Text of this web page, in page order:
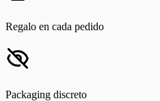
Regalo en cada pedido
Packaging discreto